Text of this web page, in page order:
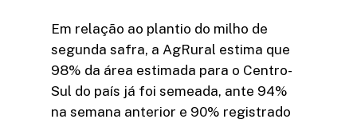
Em relação ao plantio do milho de
segunda safra, a AgRural estima que
98% da área estimada para o Centro-
Sul do país já foi semeada, ante 94%
na semana anterior e 90% registrado